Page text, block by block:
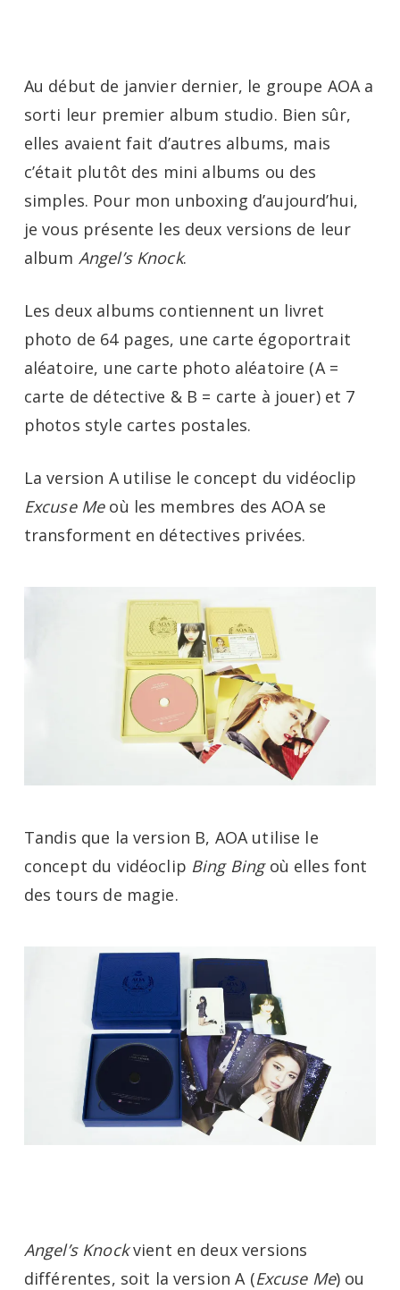
content
Au début de janvier dernier, le groupe AOA a
sorti leur premier album studio. Bien sûr,
elles avaient fait d’autres albums, mais
c’était plutôt des mini albums ou des
simples. Pour mon unboxing d’aujourd’hui,
je vous présente les deux versions de leur
album Angel’s Knock.
Les deux albums contiennent un livret
photo de 64 pages, une carte égoportrait
aléatoire, une carte photo aléatoire (A =
carte de détective & B = carte à jouer) et 7
photos style cartes postales.
La version A utilise le concept du vidéoclip
Excuse Meoù les membres des AOA se
transforment en détectives privées.
Tandis que la version B, AOA utilise le
concept du vidéoclip Bing Bingoù elles font
des tours de magie.
Angel’s Knockvient en deux versions
différentes, soit la version A (Excuse Me) ou